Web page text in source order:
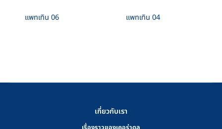
แพทเทิน 06 แพทเทิน 04
เกี่ยวกับเรา